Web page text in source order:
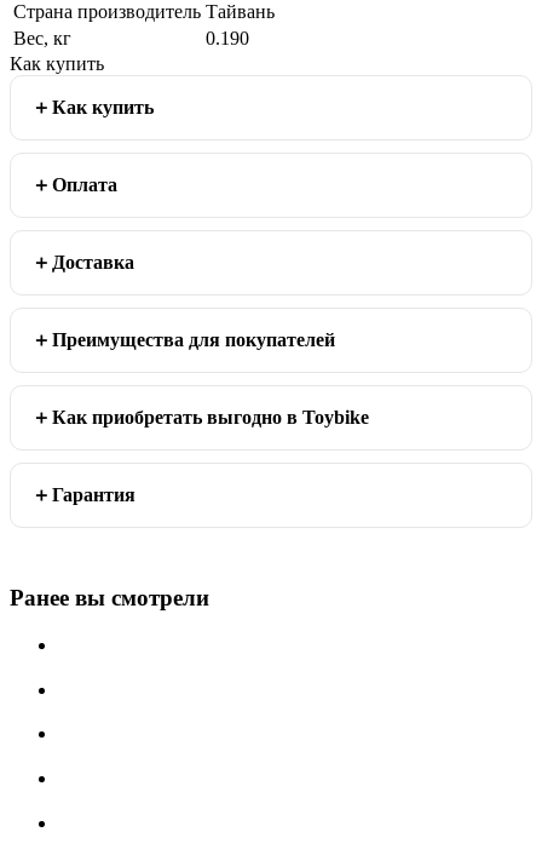
Страна производитель Тайвань
Вес, кг
0.190
Как купить
Как купить
Оплата
Доставка
Преимущества для покупателей
Как приобретать выгодно в Toybike
Гарантия
Ранее вы смотрели